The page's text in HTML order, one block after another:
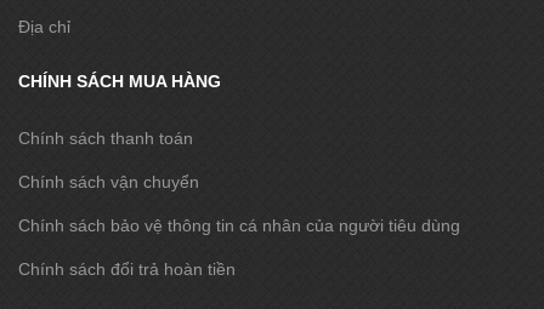
Địa chỉ
CHÍNH SÁCH MUA HÀNG
Chính sách thanh toán
Chính sách vận chuyển
Chính sách bảo vệ thông tin cá nhân của người tiêu dùng
Chính sách đổi trả hoàn tiền